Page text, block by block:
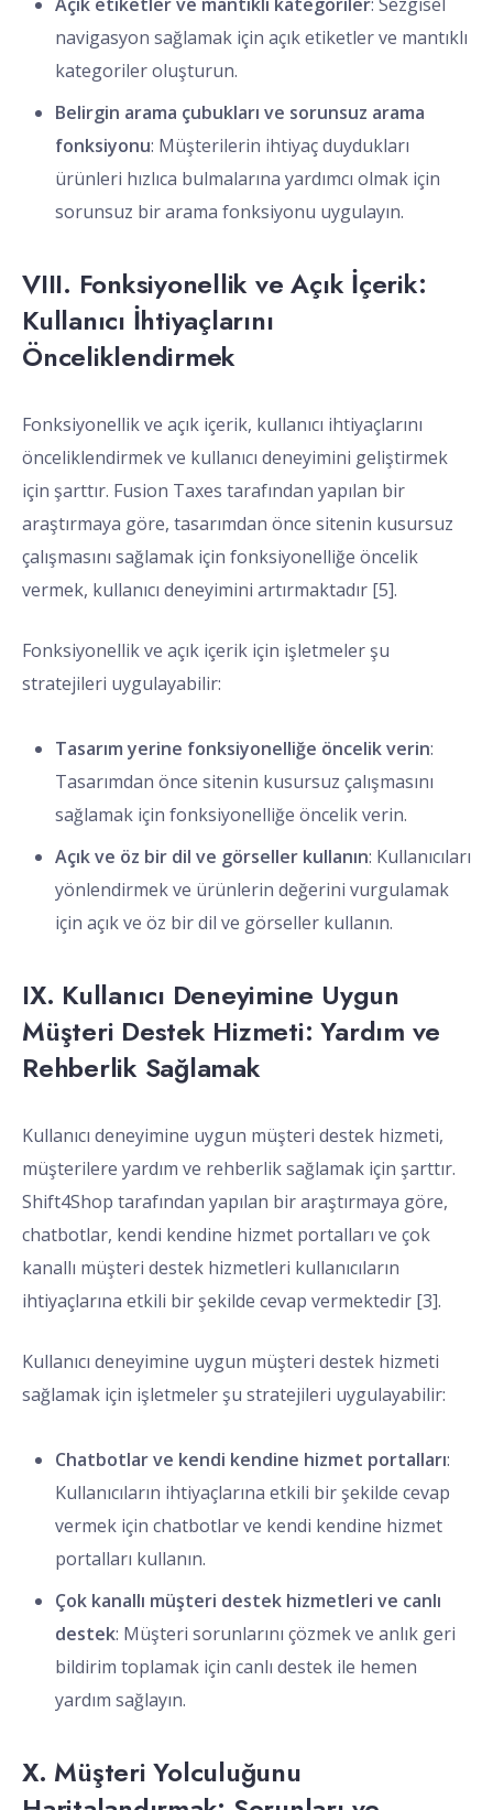
navigasyon sağlamak için açık etiketler ve mantıklı
kategoriler oluşturun.
Belirgin arama çubukları ve sorunsuz arama
fonksiyonu: Müşterilerin ihtiyaç duydukları
ürünleri hızlıca bulmalarına yardımcı olmak için
sorunsuz bir arama fonksiyonu uygulayın.
VIII. Fonksiyonellik ve Açık İçerik:
Kullanıcı İhtiyaçlarını
Önceliklendirmek
Fonksiyonellik ve açık içerik, kullanıcı ihtiyaçlarını
önceliklendirmek ve kullanıcı deneyimini geliştirmek
için şarttır. Fusion Taxes tarafından yapılan bir
araştırmaya göre, tasarımdan önce sitenin kusursuz
çalışmasını sağlamak için fonksiyonelliğe öncelik
vermek, kullanıcı deneyimini artırmaktadır [5].
Fonksiyonellik ve açık içerik için işletmeler şu
stratejileri uygulayabilir:
Tasarım yerine fonksiyonelliğe öncelik verin:
Tasarımdan önce sitenin kusursuz çalışmasını
sağlamak için fonksiyonelliğe öncelik verin.
Açık ve öz bir dil ve görseller kullanın: Kullanıcıları
yönlendirmek ve ürünlerin değerini vurgulamak
için açık ve öz bir dil ve görseller kullanın.
IX. Kullanıcı Deneyimine Uygun
Müşteri Destek Hizmeti: Yardım ve
Rehberlik Sağlamak
Kullanıcı deneyimine uygun müşteri destek hizmeti,
müşterilere yardım ve rehberlik sağlamak için şarttır.
Shift4Shop tarafından yapılan bir araştırmaya göre,
chatbotlar, kendi kendine hizmet portalları ve çok
kanallı müşteri destek hizmetleri kullanıcıların
ihtiyaçlarına etkili bir şekilde cevap vermektedir [3].
Kullanıcı deneyimine uygun müşteri destek hizmeti
sağlamak için işletmeler şu stratejileri uygulayabilir:
Chatbotlar ve kendi kendine hizmet portalları:
Kullanıcıların ihtiyaçlarına etkili bir şekilde cevap
vermek için chatbotlar ve kendi kendine hizmet
portalları kullanın.
Çok kanallı müşteri destek hizmetleri ve canlı
destek: Müşteri sorunlarını çözmek ve anlık geri
bildirim toplamak için canlı destek ile hemen
yardım sağlayın.
X. Müşteri Yolculuğunu